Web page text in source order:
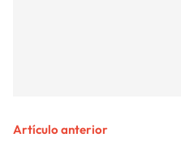
Artículo anterior